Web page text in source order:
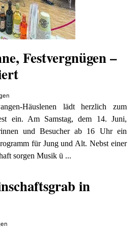
Festvergnügen –
Häuslenen lädt herzlich zum
ein. Am Samstag, dem 14. Juni,
und Besucher ab 16 Uhr ein
für Jung und Alt. Nebst einer
sorgen Musik ü ...
in